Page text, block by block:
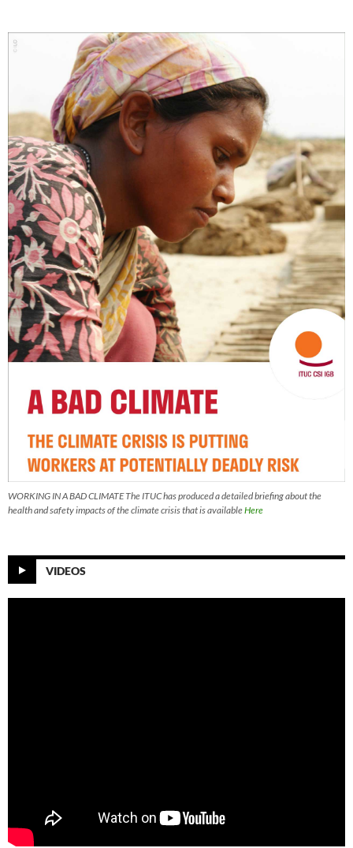
WORKING IN A BAD CLIMATE The ITUC has produced a detailed briefing about the
health and safety impacts of the climate crisis that is availableHere
VIDEOS